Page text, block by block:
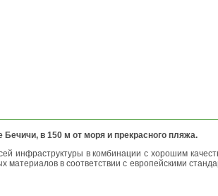
в 150 м от моря и прекрасного пляжа.
инфраструктуры в комбинации с хорошим
материалов в соответствии с европейскими